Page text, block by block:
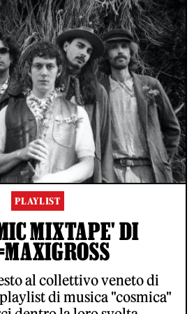
PLAYLIST
MIXTAPE' DI
al collettivo veneto di
di musica "cosmica"